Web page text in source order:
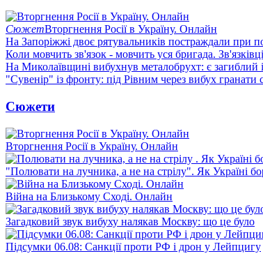
СюжетВторгнення Росії в Україну. Онлайн
На Запоріжжі двоє рятувальників постраждали при
Коли мовчить зв'язок - мовчить уся бригада.
На Миколаївщині вибухнув металобрухт: є загиблий
"Сувенір" із фронту: під Рівним через вибух гранати
Сюжети
Вторгнення Росії в Україну. Онлайн
"Полювати на лучника, а не на стрілу". Як Україні
Війна на Близькому Сході. Онлайн
Загадковий звук вибуху налякав Москву: що це було
Підсумки 06.08: Санкції проти РФ і дрон у Лейпцигу